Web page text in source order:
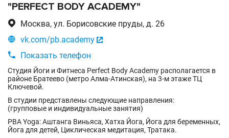
"PERFECT BODY ACADEMY"
 Москва, ул. Борисовские пруды, д. 26
 vk.com/pb.academy 

Показать телефон
Студия Йоги и Фитнеса Perfect Body Academy располагается в
районе Братеево (метро Алма-Атинская), на 3-м этаже ТЦ
Ключевой.
В студии представлены следующие направления:
(групповые и индивидуальные занятия)
PBA Yoga: Аштанга Виньяса, Хатха Йога, Йога для беременных,
Йога для детей, Циклическая медитация, Тратака.